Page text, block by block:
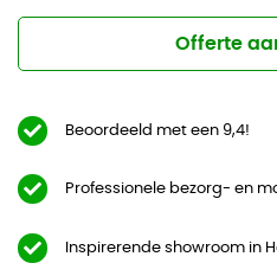
Offerte
Beoordeeld met een 9,4!
Professionele bezorg- en
Inspirerende showroom in